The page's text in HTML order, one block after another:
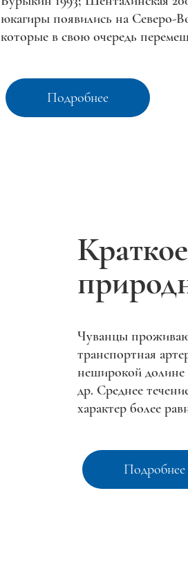
юкагиры появились на Северо-
которые в свою очередь
Подробнее
Чуванцы
транспортная
неширокой
др. Среднее
характер более
Подробнее